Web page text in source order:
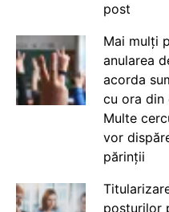
post
Mai mulți
anularea
acorda
cu ora din
Multe
vor
părinții
posturilor